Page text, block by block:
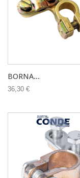
BORNA...
36,30 €